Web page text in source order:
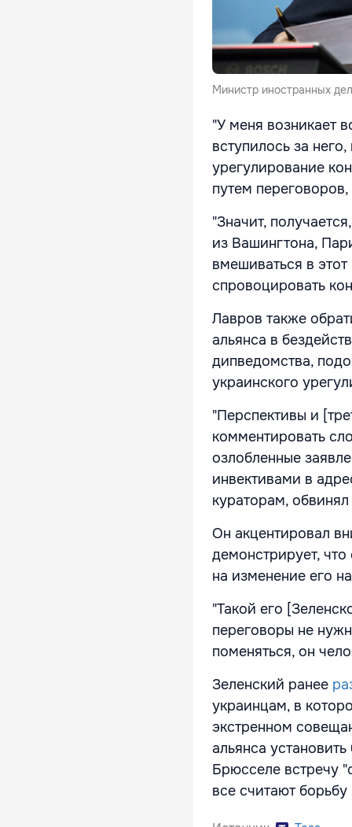
Министр иностранных
"У меня возникает
вступилось за
урегулирование
путем
"Значит,
из Вашингтона,
вмешиваться в
спровоцировать
Лавров также
альянса в
дипведомства,
украинского
"Перспективы и
комментировать
озлобленные
инвективами в
кураторам,
Он акцентировал
демонстрирует,
на изменение его
"Такой его
переговоры не
поменяться, он
Зеленский ранее
украинцам, в
экстренном
альянса
Брюсселе встречу
все считают